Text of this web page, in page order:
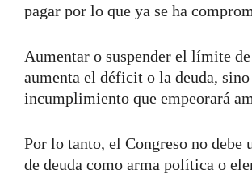
pagar por lo que ya se ha
Aumentar o suspender el límite
aumenta el déficit o la deuda,
incumplimiento que empeorará
Por lo tanto, el Congreso no debe
de deuda como arma política o